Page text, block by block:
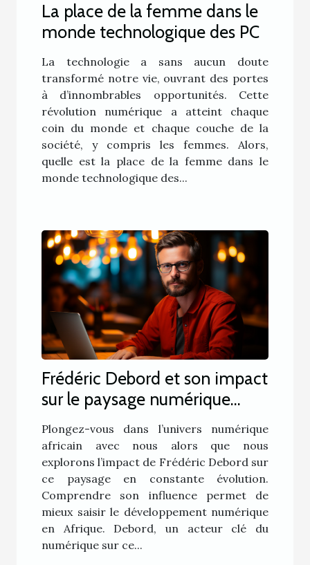
La place de la femme dans le
monde technologique des PC
La technologie a sans aucun doute
transformé notre vie, ouvrant des portes
à d’innombrables opportunités. Cette
révolution numérique a atteint chaque
coin du monde et chaque couche de la
société, y compris les femmes. Alors,
quelle est la place de la femme dans le
monde technologique des...
Frédéric Debord et son impact
sur le paysage numérique
africain
Plongez-vous dans l’univers numérique
africain avec nous alors que nous
explorons l’impact de Frédéric Debord sur
ce paysage en constante évolution.
Comprendre son influence permet de
mieux saisir le développement numérique
en Afrique. Debord, un acteur clé du
numérique sur ce...